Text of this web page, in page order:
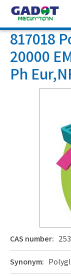
817018
20000
Ph
CAS number:
Synonym: